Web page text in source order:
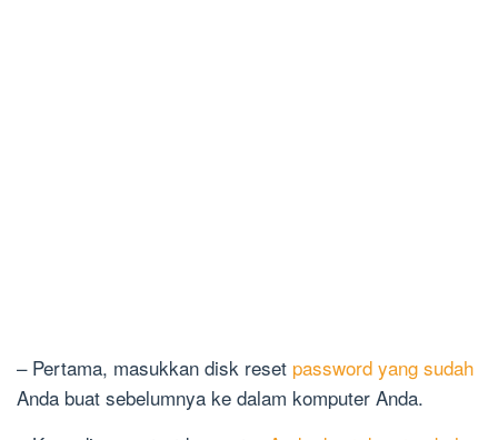
– Pertama, masukkan disk reset password yang sudah
Anda buat sebelumnya ke dalam komputer Anda.